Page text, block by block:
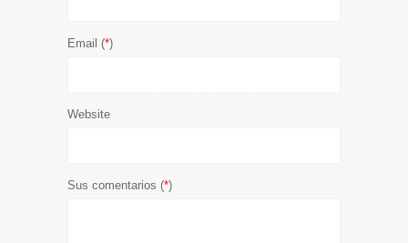
Email (*)
Website
Sus comentarios (*)